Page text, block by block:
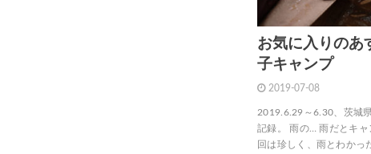
お気に入りのあ
子キャンプ
2019-07-08
2019.6.29～6.30、茨城
記録。 雨の… 雨だとキャ
回は珍しく、雨とわかっ